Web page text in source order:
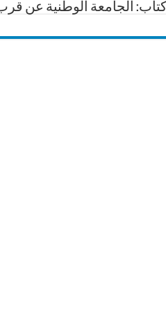
كتاب: الجامعة الوطنية عن